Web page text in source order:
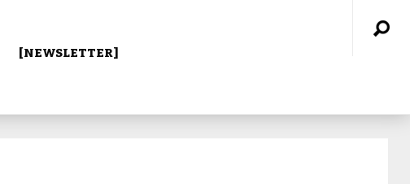
[NEWSLETTER]